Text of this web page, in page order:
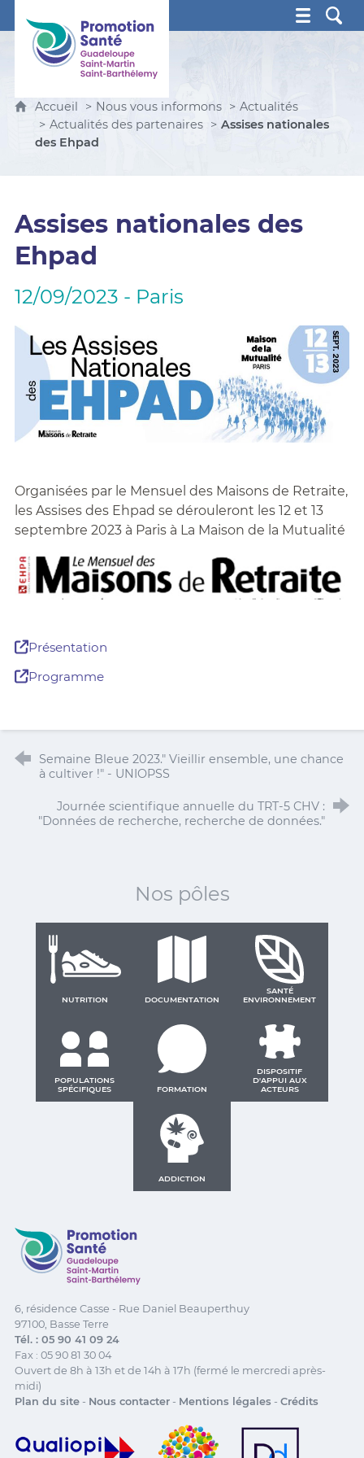
Promotion Santé Guadeloupe, Saint-Martin, Saint
Accueil Nous vous informons
Actualités
Actualités des partenaires
Assises nationales
des Ehpad
Assises nationales des
Ehpad
12/09/2023 - Paris
Organisées par le Mensuel des Maisons de Retraite,
les Assises des Ehpad se dérouleront les 12 et 13
septembre 2023 à Paris à La Maison de la Mutualité
Présentation
Programme
Semaine Bleue 2023." Vieillir ensemble, une chance
à cultiver !" - UNIOPSS
Journée scientifique annuelle du TRT-5 CHV :
"Données de recherche, recherche de données."
Nos pôles
NUTRITION DOCUMENTATION
SANTÉ
ENVIRONNEMENT
POPULATIONS
SPÉCIFIQUES
FORMATION
DISPOSITIF
D'APPUI AUX
ACTEURS
ADDICTION
Promotion Santé Guadeloupe, Saint-Martin, Saint
6, résidence Casse - Rue Daniel Beauperthuy
97100, Basse Terre
Tél. : 05 90 41 09 24
Fax : 05 90 81 30 04
Ouvert de 8h à 13h et de 14h à 17h (fermé le mercredi après-
midi)
Plan du site- Nous contacter- Mentions légales - Crédits